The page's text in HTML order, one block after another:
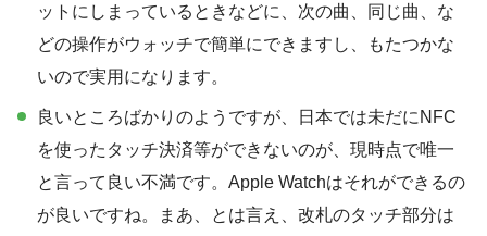
ットにしまっているときなどに、次の曲、同じ曲、な
どの操作がウォッチで簡単にできますし、もたつかな
いので実用になります。
良いところばかりのようですが、日本では未だにNFC
を使ったタッチ決済等ができないのが、現時点で唯一
と言って良い不満です。Apple Watchはそれができるの
が良いですね。まあ、とは言え、改札のタッチ部分は